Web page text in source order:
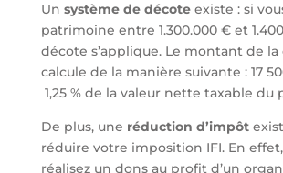
Un système de décoteexiste : si
patrimoine entre 1.300.000 € et
décote s’applique. Le montant de la
calcule de la manière suivante : 17
1,25 %de la valeur nette taxable du
De plus, une réduction d’impôt
réduire votre imposition IFI. En
réalisez un dons au profit d’un